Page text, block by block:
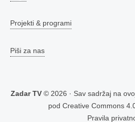
Projekti & programi
Piši za nas
Zadar TV © 2026 · Sav sadržaj na
pod Creative Commons
Pravila